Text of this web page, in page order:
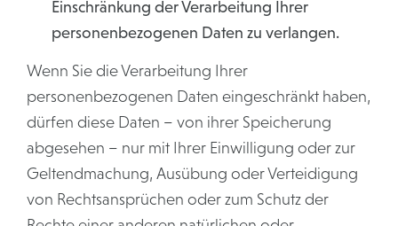
Einschränkung der Verarbeitung Ihrer
personenbezogenen Daten zu verlangen.
Wenn Sie die Verarbeitung Ihrer
personenbezogenen Daten eingeschränkt haben,
dürfen diese Daten – von ihrer Speicherung
abgesehen – nur mit Ihrer Einwilligung oder zur
Geltendmachung, Ausübung oder Verteidigung
von Rechtsansprüchen oder zum Schutz der